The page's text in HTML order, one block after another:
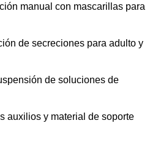
manual con mascarillas para
de secreciones para adulto y
de soluciones de
auxilios y material de soporte